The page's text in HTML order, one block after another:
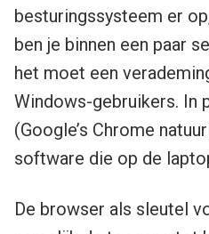
besturingssysteem er
ben je binnen een paar
het moet een
Windows-gebruikers. In
(Google’s Chrome
software die op de
De browser als sleutel